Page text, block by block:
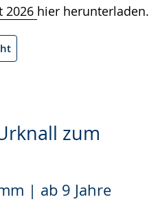
2026 hier herunterladen.
zum
| ab 9 Jahre